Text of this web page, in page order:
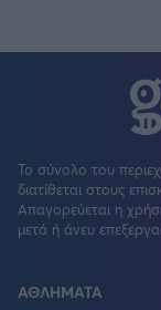
Το σύνολο του
διατίθεται στους
Απαγορεύεται η
μετά ή άνευ
ΑΘΛΗΜΑΤΑ